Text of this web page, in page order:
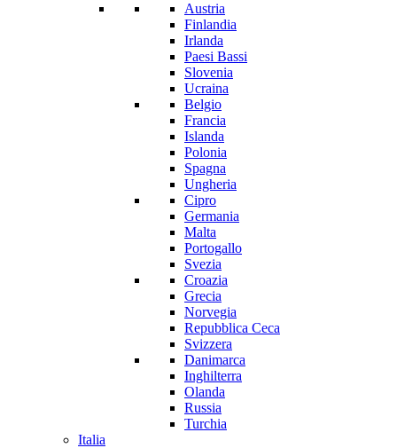
Austria
Finlandia
Irlanda
Paesi Bassi
Slovenia
Ucraina
Belgio
Francia
Islanda
Polonia
Spagna
Ungheria
Cipro
Germania
Malta
Portogallo
Svezia
Croazia
Grecia
Norvegia
Repubblica Ceca
Svizzera
Danimarca
Inghilterra
Olanda
Russia
Turchia
Italia